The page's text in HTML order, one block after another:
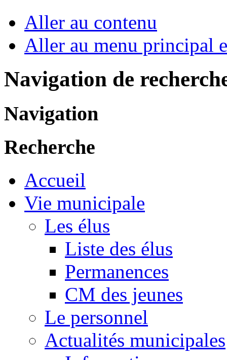
Aller au contenu
Aller au menu principal
Navigation de
Navigation
Recherche
Accueil
Vie municipale
Les élus
Liste des élus
Permanences
CM des jeunes
Le personnel
Actualités municipales